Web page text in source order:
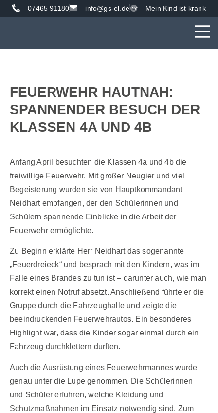
07465 91180 info@gs-el.de Mein Kind ist krank
FEUERWEHR HAUTNAH:
SPANNENDER BESUCH DER
KLASSEN 4A UND 4B
Anfang April besuchten die Klassen 4a und 4b die
freiwillige Feuerwehr. Mit großer Neugier und viel
Begeisterung wurden sie von Hauptkommandant
Neidhart empfangen, der den Schülerinnen und
Schülern spannende Einblicke in die Arbeit der
Feuerwehr ermöglichte.
Zu Beginn erklärte Herr Neidhart das sogenannte
„Feuerdreieck“ und besprach mit den Kindern, was im
Falle eines Brandes zu tun ist – darunter auch, wie man
korrekt einen Notruf absetzt. Anschließend führte er die
Gruppe durch die Fahrzeughalle und zeigte die
beeindruckenden Feuerwehrautos. Ein besonderes
Highlight war, dass die Kinder sogar einmal durch ein
Fahrzeug durchklettern durften.
Auch die Ausrüstung eines Feuerwehrmannes wurde
genau unter die Lupe genommen. Die Schülerinnen
und Schüler erfuhren, welche Kleidung und
Schutzmaßnahmen im Einsatz notwendig sind. Zum